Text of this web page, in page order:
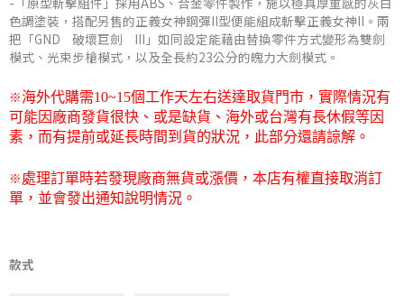
色調塗裝，搭配另售的正義女神鋼彈II型便能組成斬擊正義女神II。兩
把「GND 破壞巨劍 III」如同設定能藉由替換零件方式變形為雙劍
模式、光束步槍模式，以及全長約23公分的魄力大劍模式。
※海外代購需10~15個工作天左右送達取貨門市， 實際情況有
可能因廠商發貨很快、或是缺貨、海外或台灣有長休假等因
素，而有提前或延長時間到貨的狀況，此部分還請諒解。
※處理訂單時若發現廠商無貨或漲價，本店有權直接取消訂
單，並會發出通知說明情況。
款式
代